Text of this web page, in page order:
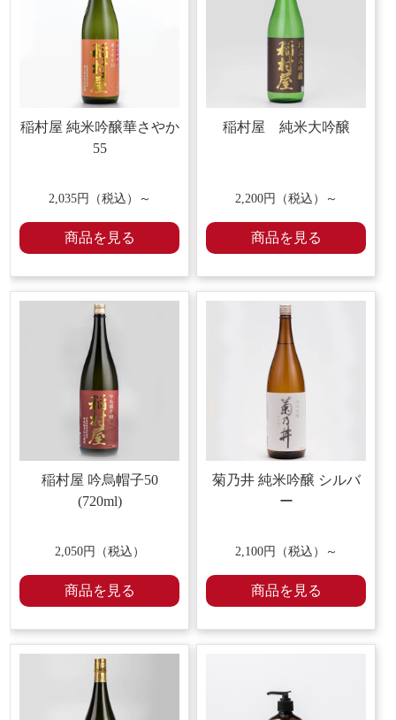
稲村屋 純米吟醸華さやか
55
2,035円（税込）～
商品を見る
稲村屋 純米大吟醸
2,200円（税込）～
商品を見る
稲村屋 吟烏帽子50
(720ml)
2,050円（税込）
商品を見る
菊乃井 純米吟醸 シルバ
ー
2,100円（税込）～
商品を見る